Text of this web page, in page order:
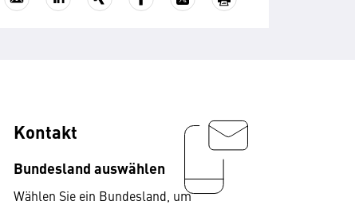
Kontakt
Bundesland auswählen
Wählen Sie ein Bundesland, um